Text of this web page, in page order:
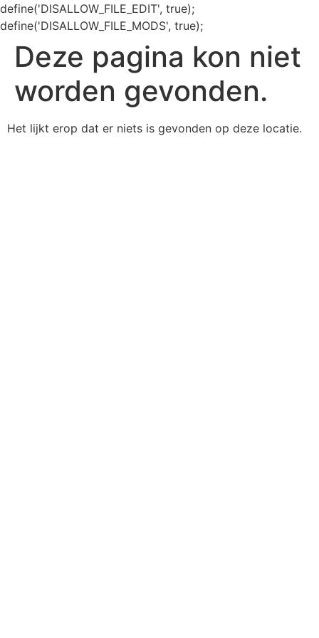
define('DISALLOW_FILE_EDIT', true);
define('DISALLOW_FILE_MODS', true);
Deze pagina kon niet
worden gevonden.
Het lijkt erop dat er niets is gevonden op deze locatie.